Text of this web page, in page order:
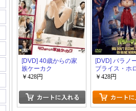
[DVD] 40歳からの家
族ケーカク
￥428円
[DVD] パラノ
ブライス・ホ
謎
￥428円